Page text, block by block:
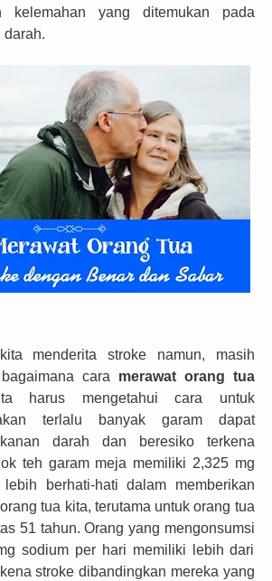
kelemahan yang ditemukan pada
darah.
kita menderita stroke namun, masih
bagaimana cara merawat orang tua
harus mengetahui cara untuk
terlalu banyak garam dapat
darah dan
beresiko terkena
teh garam meja memiliki 2,325 mg
berhati-hati dalam memberikan
tua kita, terutama untuk orang tua
51 tahun. Orang yang mengonsumsi
sodium per hari memiliki lebih dari
stroke dibandingkan mereka yang